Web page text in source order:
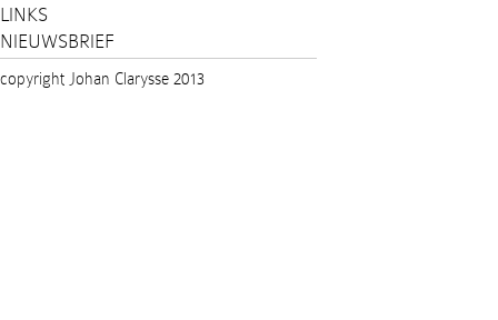
LINKS
NIEUWSBRIEF
copyright Johan Clarysse 2013